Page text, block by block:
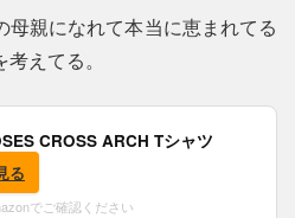
親になれて本当に恵まれてる
えてる。
CROSS ARCH Tシャツ
る
でご確認ください